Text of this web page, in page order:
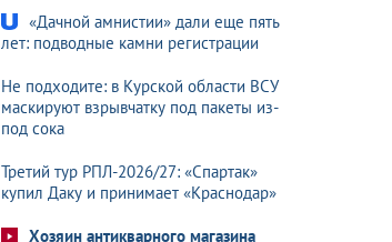
«Дачной амнистии» дали еще пять
лет: подводные камни регистрации
Не подходите: в Курской области ВСУ
маскируют взрывчатку под пакеты из-
под сока
Третий тур РПЛ-2026/27: «Спартак»
купил Даку и принимает «Краснодар»
Хозяин антикварного магазина